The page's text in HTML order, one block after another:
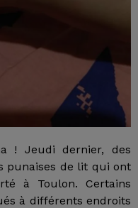
! Jeudi dernier, des
punaises de lit qui ont
à Toulon. Certains
à différents endroits